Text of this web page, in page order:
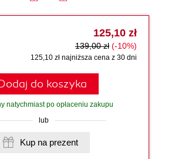
125,10 zł
139,00 zł (-10%)
125,10 zł najniższa cena z 30 dni
do koszyka
natychmiast po opłaceniu zakupu
lub
Kup na prezent